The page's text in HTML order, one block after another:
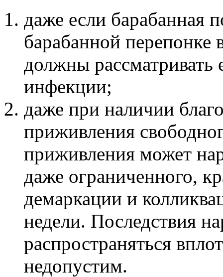
даже если барабанная
барабанной перепонке
должны рассматривать
инфекции;
даже при наличии
приживления
приживления может
даже ограниченного,
демаркации и
недели. Последствия
распространяться
недопустим.